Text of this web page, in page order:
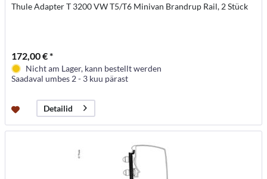
Thule Adapter T 3200 VW T5/T6 Minivan Brandrup Rail, 2 Stück
172,00 € *
Nicht am Lager, kann bestellt werden
Saadaval umbes 2 - 3 kuu pärast
Detailid